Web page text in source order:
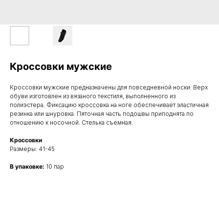
Кроссовки мужские
Кроссовки мужские предназначены для повседневной носки. Верх
обуви изготовлен из вязаного текстиля, выполненного из
полиэстера. Фиксацию кроссовка на ноге обеспечивает эластичная
резинка или шнуровка. Пяточная часть подошвы приподнята по
отношению к носочной. Стелька съемная.
Кроссовки
Размеры: 41-45
В упаковке: 10 пар